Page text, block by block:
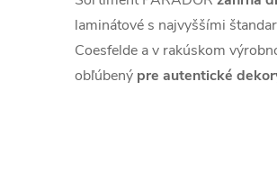
laminátové s najvyššími
Coesfelde a v rakúskom
obľúbený pre autentické